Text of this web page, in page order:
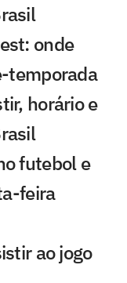
onde
temporada
horário e
futebol e
feira
ao jogo